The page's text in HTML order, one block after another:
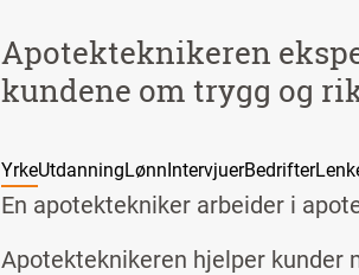
Apotekteknikeren
kundene om trygg og
YrkeUtdanningLønnIntervjuerBedrifter
En apotektekniker arbeider i
Apotekteknikeren hjelper kunder